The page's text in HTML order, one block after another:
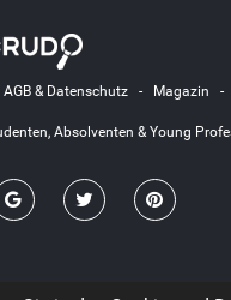
AGB & Datenschutz- Magazin -
Absolventen & Young